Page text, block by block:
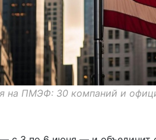
ПМЭФ: 30 компаний и